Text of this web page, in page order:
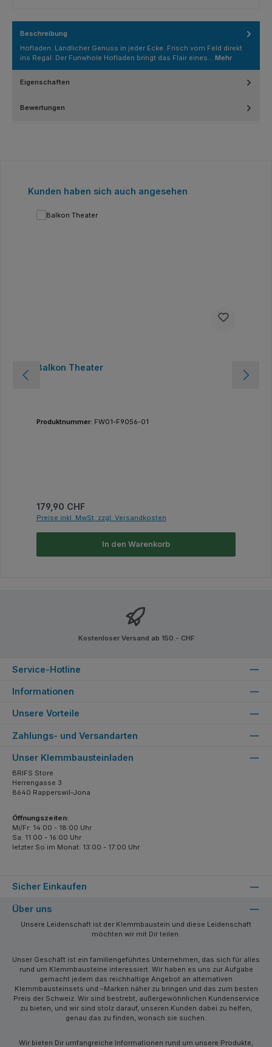
Beschreibung
Hofladen: Ländlicher Genuss in jeder Ecke. Frisch vom Feld direkt
ins Regal: Der Funwhole Hofladen bringt das Flair eines… Mehr
Eigenschaften
Bewertungen
Produktgalerie überspringen
Kunden haben sich auch angesehen
Balkon Theater
Produktnummer: FW01-F9056-01
Regulärer Preis:
179,90 CHF
Preise inkl. MwSt. zzgl. Versandkosten
In den Warenkorb
Kostenloser Versand ab 150.- CHF
Service-Hotline
Informationen
Unsere Vorteile
Zahlungs- und Versandarten
Sicher Einkaufen
Unser Klemmbausteinladen
BRIFS Store
Herrengasse 3
8640 Rapperswil-Jona
Öffnungszeiten:
Mi/Fr: 14:00 - 18:00 Uhr
Sa: 11:00 - 16:00 Uhr
letzter So im Monat: 13:00 - 17:00 Uhr
Über uns
Unsere Leidenschaft ist der Klemmbaustein und diese Leidenschaft
möchten wir mit Dir teilen.
Unser Geschäft ist ein familiengeführtes Unternehmen, das sich für alles
rund um Klemmbausteine interessiert. Wir haben es uns zur Aufgabe
gemacht jedem das reichhaltige Angebot an alternativen
Klemmbausteinsets und –Marken näher zu bringen und das zum besten
Preis der Schweiz. Wir sind bestrebt, außergewöhnlichen Kundenservice
zu bieten, und wir sind stolz darauf, unseren Kunden dabei zu helfen,
genau das zu finden, wonach sie suchen.
Wir bieten Dir umfangreiche Informationen rund um unsere Produkte,